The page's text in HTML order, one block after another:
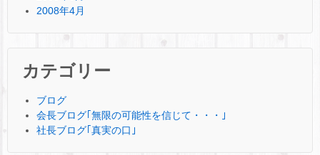
2008年4月
カテゴリー
ブログ
会長ブログ｢無限の可能性を信じて・・・｣
社長ブログ｢真実の口｣